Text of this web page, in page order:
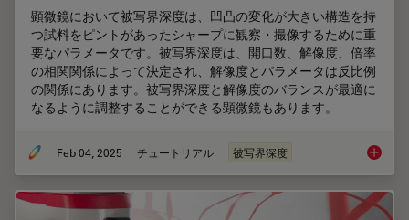
顕微鏡において被写界深度は、凹凸の変化が⼤きい構造を持
つ試料をピントがあったシャープに観察・撮像するために重
要なパラメータです。被写界深度は、開⼝数、解像度、倍率
の相関関係によって決定され、解像度とパラメータは反⽐例
の関係にあります。被写界深度と解像度のバランスが最適に
なるように調整することができる顕微鏡もあります。
Feb 04, 2025 チュートリアル 被写界深度 顕微鏡